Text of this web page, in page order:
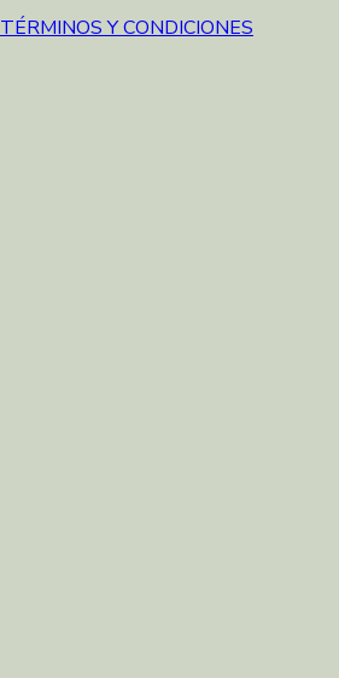
TÉRMINOS Y CONDICIONES